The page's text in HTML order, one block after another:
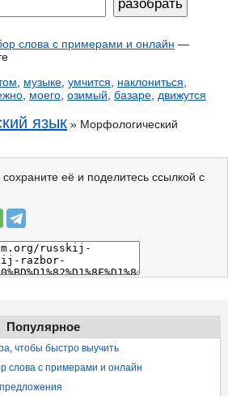
слова с примерами и онлайн —
музыке умчится наклониться
моего озимый базаре движутся
язык » Морфологический
её и поделитесь ссылкой с
Популярное
чтобы быстро выучить
слова с примерами и онлайн